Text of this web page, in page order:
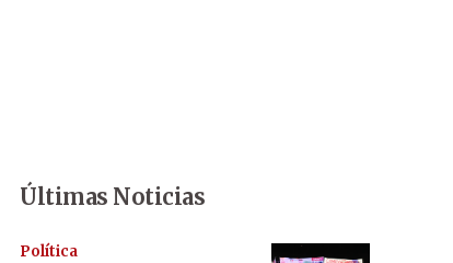
Últimas Noticias
Política